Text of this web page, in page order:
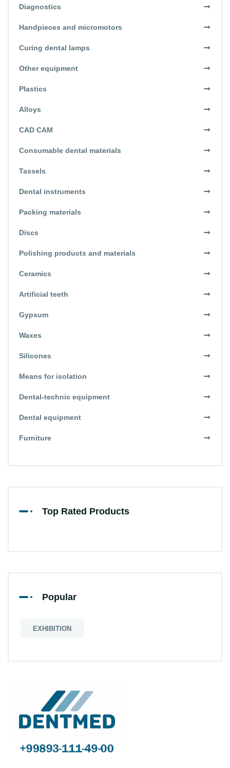
Diagnostics
Handpieces and micromotors
Curing dental lamps
Other equipment
Plastics
Alloys
CAD CAM
Consumable dental materials
Tassels
Dental instruments
Packing materials
Discs
Polishing products and materials
Ceramics
Artificial teeth
Gypsum
Waxes
Silicones
Means for isolation
Dental-technic equipment
Dental equipment
Furniture
Top Rated Products
Popular
EXHIBITION